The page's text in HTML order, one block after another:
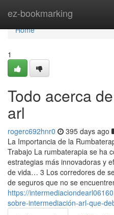
ez-bookmarking
Home
Home
1
Todo acerca
arl
rogerc692hnr0 395 days ago
La Importancia de la
Trabajo La rumbaterapia se ha
estrategias más innovadoras y
de vida… 3 Los corredores de
de seguros que no se
https://
sobre-intermediación-arl-que-